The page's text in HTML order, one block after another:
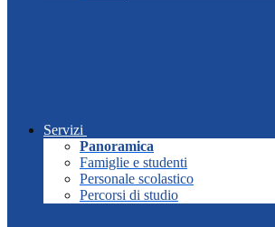
Servizi
Panoramica
Famiglie e studenti
Personale scolastico
Percorsi di studio